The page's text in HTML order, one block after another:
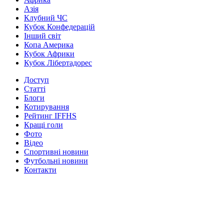
Азія
Клубний ЧС
Кубок Конфедерацій
Інший світ
Копа Америка
Кубок Африки
Кубок Лібертадорес
Доступ
Статті
Блоги
Котирування
Рейтинг IFFHS
Кращі голи
Фото
Відео
Спортивні новини
Футбольні новини
Контакти